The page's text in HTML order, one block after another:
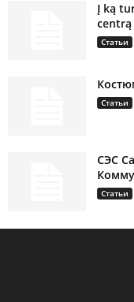
Į ką
centrą
Статьи
Статьи
СЭС
Статьи